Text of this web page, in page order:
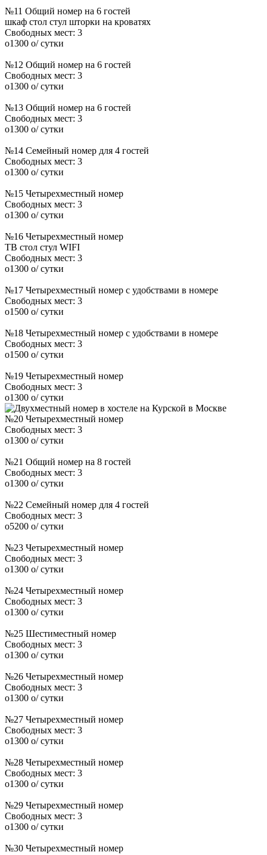
№11 Общий номер на 6 гостей
шкаф стол стул шторки на кроватях
Свободных мест: 3
o1300 o/ сутки
№12 Общий номер на 6 гостей
Свободных мест: 3
o1300 o/ сутки
№13 Общий номер на 6 гостей
Свободных мест: 3
o1300 o/ сутки
№14 Семейный номер для 4 гостей
Свободных мест: 3
o1300 o/ сутки
№15 Четырехместный номер
Свободных мест: 3
o1300 o/ сутки
№16 Четырехместный номер
ТВ стол стул WIFI
Свободных мест: 3
o1300 o/ сутки
№17 Четырехместный номер с удобствами в номере
Свободных мест: 3
o1500 o/ сутки
№18 Четырехместный номер с удобствами в номере
Свободных мест: 3
o1500 o/ сутки
№19 Четырехместный номер
Свободных мест: 3
o1300 o/ сутки
№20 Четырехместный номер
Свободных мест: 3
o1300 o/ сутки
№21 Общий номер на 8 гостей
Свободных мест: 3
o1300 o/ сутки
№22 Семейный номер для 4 гостей
Свободных мест: 3
o5200 o/ сутки
№23 Четырехместный номер
Свободных мест: 3
o1300 o/ сутки
№24 Четырехместный номер
Свободных мест: 3
o1300 o/ сутки
№25 Шестиместный номер
Свободных мест: 3
o1300 o/ сутки
№26 Четырехместный номер
Свободных мест: 3
o1300 o/ сутки
№27 Четырехместный номер
Свободных мест: 3
o1300 o/ сутки
№28 Четырехместный номер
Свободных мест: 3
o1300 o/ сутки
№29 Четырехместный номер
Свободных мест: 3
o1300 o/ сутки
№30 Четырехместный номер